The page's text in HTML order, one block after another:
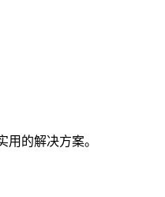
用的解决方案。